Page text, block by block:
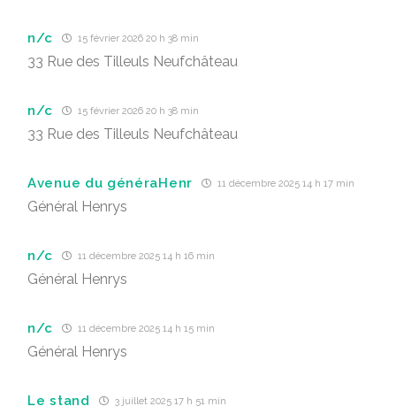
n/c 15 février 2026 20 h 38 min
33 Rue des Tilleuls Neufchâteau
n/c 15 février 2026 20 h 38 min
33 Rue des Tilleuls Neufchâteau
Avenue du généraHenr 11 décembre 2025 14 h 17 min
Général Henrys
n/c 11 décembre 2025 14 h 16 min
Général Henrys
n/c 11 décembre 2025 14 h 15 min
Général Henrys
Le stand 3 juillet 2025 17 h 51 min